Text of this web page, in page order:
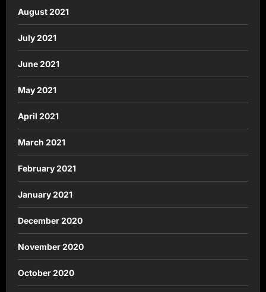
August 2021
July 2021
June 2021
May 2021
April 2021
March 2021
February 2021
January 2021
December 2020
November 2020
October 2020